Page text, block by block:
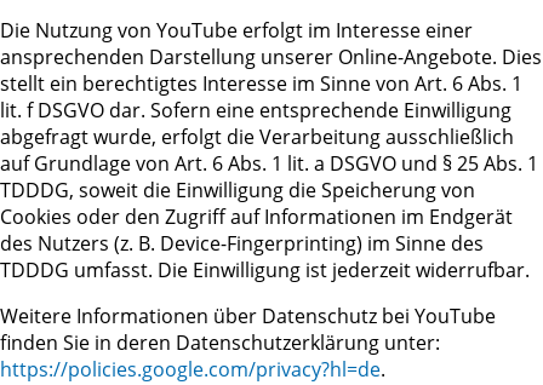
Die Nutzung von YouTube erfolgt im Interesse einer
ansprechenden Darstellung unserer Online-Angebote. Dies
stellt ein berechtigtes Interesse im Sinne von Art. 6 Abs. 1
lit. f DSGVO dar. Sofern eine entsprechende Einwilligung
abgefragt wurde, erfolgt die Verarbeitung ausschließlich
auf Grundlage von Art. 6 Abs. 1 lit. a DSGVO und § 25 Abs. 1
TDDDG, soweit die Einwilligung die Speicherung von
Cookies oder den Zugriff auf Informationen im Endgerät
des Nutzers (z. B. Device-Fingerprinting) im Sinne des
TDDDG umfasst. Die Einwilligung ist jederzeit widerrufbar.
Weitere Informationen über Datenschutz bei YouTube
finden Sie in deren Datenschutzerklärung unter:
https://policies.google.com/privacy?hl=de.